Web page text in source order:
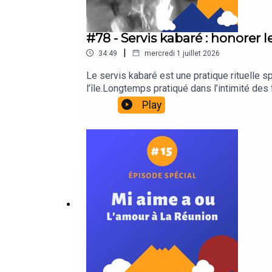
#78 - Servis kabaré : honorer
34:49 | mercredi 1 juillet 2026
Le servis kabaré est une pratique rituelle
l’île.Longtemps pratiqué dans l’intimité
transmet-il ? Qui le pratique ? A quoi
recevons Béatrice Vélin-Cassim,
réunionnaise et des débats
si Servis Kabaré" https://
son documentaire "Garanti 100% kréol"🎙️
Play